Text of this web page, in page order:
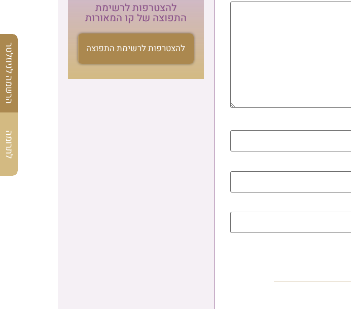
להצטרפות לרשימת
התפוצה של קו המאורות
להצטרפות לרשימת התפוצה הרשמה לניוזלטר
לתרומה